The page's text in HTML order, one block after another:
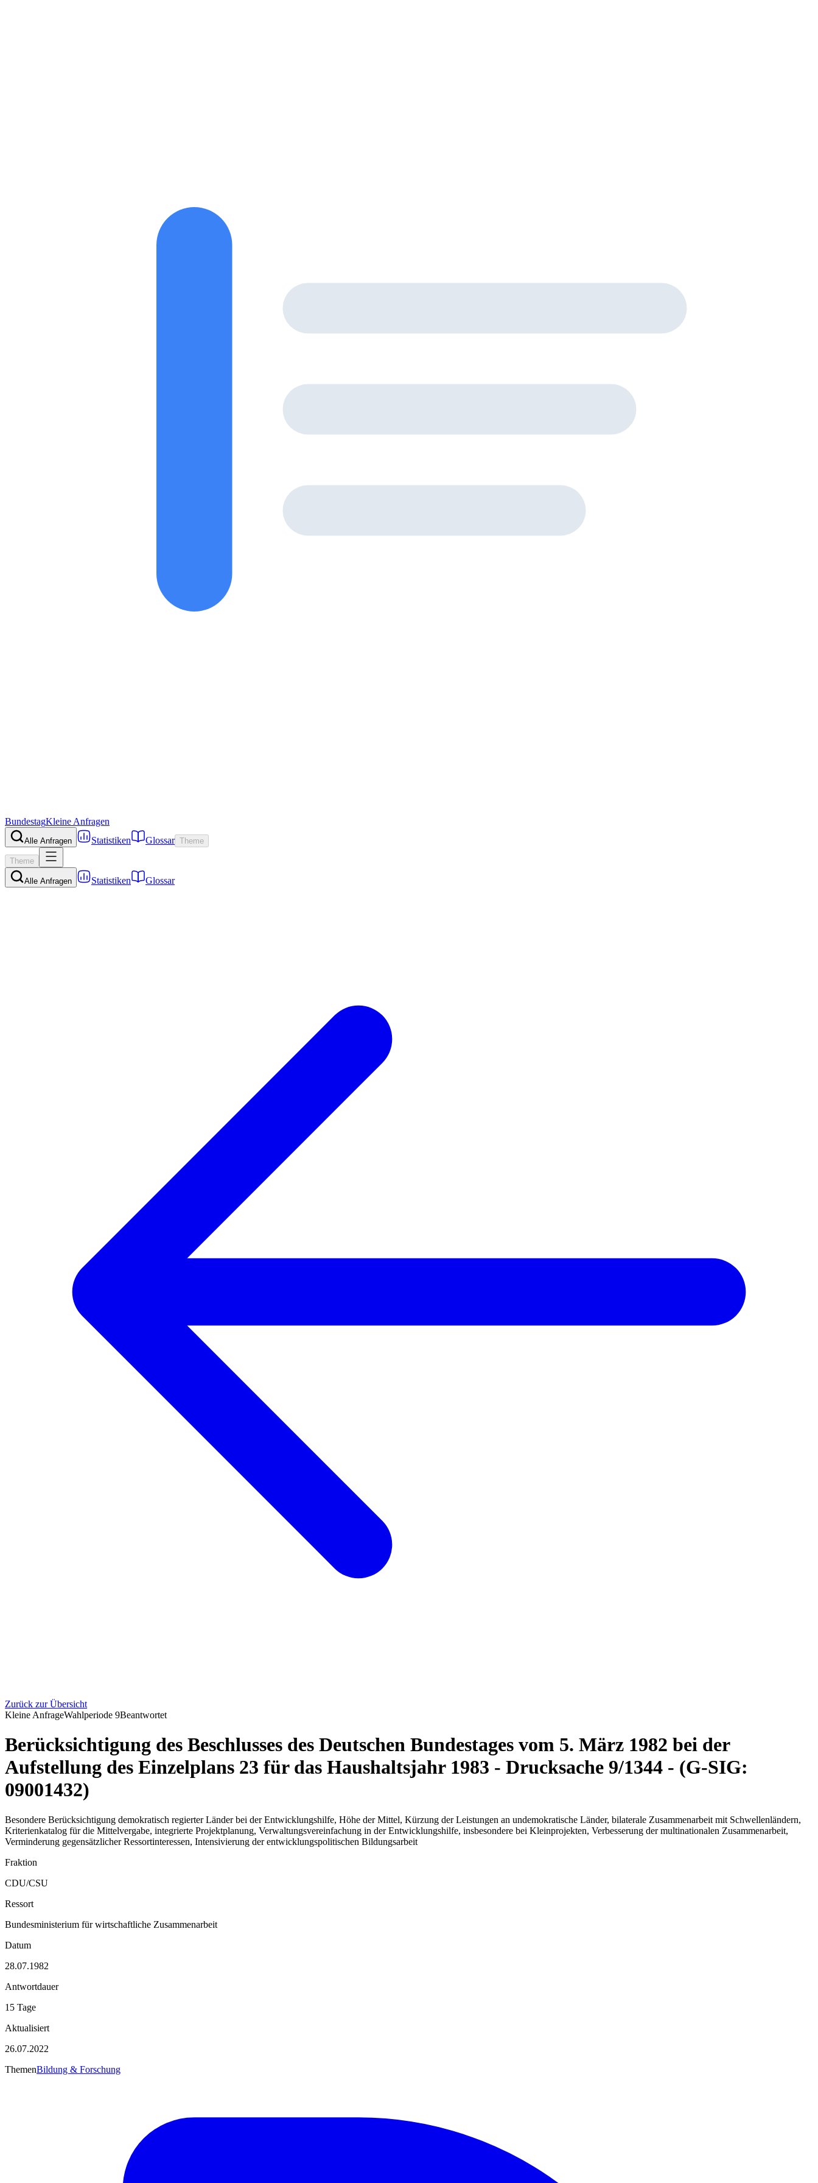
BundestagKleine Anfragen
Alle Anfragen Statistiken Glossar Theme
Theme
Alle Anfragen Statistiken Glossar
Zurück zur Übersicht
Kleine AnfrageWahlperiode 9Beantwortet
Berücksichtigung des Beschlusses des Deutschen Bundestages vom 5. März 1982 bei der
Aufstellung des Einzelplans 23 für das Haushaltsjahr 1983 - Drucksache 9/1344 - (G-SIG:
09001432)
Besondere Berücksichtigung demokratisch regierter Länder bei der Entwicklungshilfe, Höhe der Mittel, Kürzung der Leistungen an undemokratische Länder, bilaterale Zusammenarbeit mit Schwellenländern,
Kriterienkatalog für die Mittelvergabe, integrierte Projektplanung, Verwaltungsvereinfachung in der Entwicklungshilfe, insbesondere bei Kleinprojekten, Verbesserung der multinationalen Zusammenarbeit,
Verminderung gegensätzlicher Ressortinteressen, Intensivierung der entwicklungspolitischen Bildungsarbeit
Fraktion
CDU/CSU
Ressort
Bundesministerium für wirtschaftliche Zusammenarbeit
Datum
28.07.1982
Antwortdauer
15 Tage
Aktualisiert
26.07.2022
ThemenBildung & Forschung